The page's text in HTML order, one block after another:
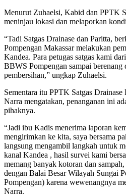
Menurut Zuhaelsi, Kabid dan PPTK
meninjau lokasi dan melaporkan
“Tadi Satgas Drainase dan Paritta,
Pompengan Makassar melakukan
Kandea. Para petugas satgas kami
BBWS Pompengan sampai
pembersihan,” ungkap Zuhaelsi.
Sementara itu PPTK Satgas
Narra mengatakan, penanganan ini
pihaknya.
“Jadi ibu Kadis menerima laporan
mengirimkan ke kita, saya bersama
langsung mengambil langkah untuk
kanal Kandea , hasil survei kami
memang banyak kotoran dan
dengan Balai Besar Wilayah Sungai
Pompengan) karena wewenangnya
Narra.